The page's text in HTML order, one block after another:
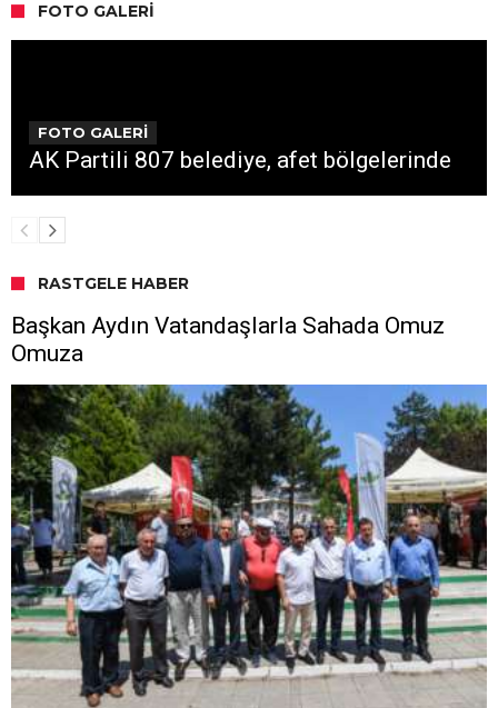
FOTO GALERI
FOTO GALERİ
AK Partili 807 belediye, afet bölgelerinde
RASTGELE HABER
Başkan Aydın Vatandaşlarla Sahada Omuz
Omuza